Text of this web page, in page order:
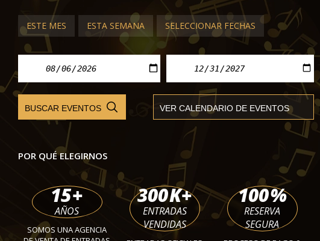
ESTE MES ESTA SEMANA SELECCIONAR FECHAS
POR QUÉ ELEGIRNOS
15+
AÑOS
SOMOS UNA AGENCIA
300K+
ENTRADAS
VENDIDAS
100%
RESERVA
SEGURA